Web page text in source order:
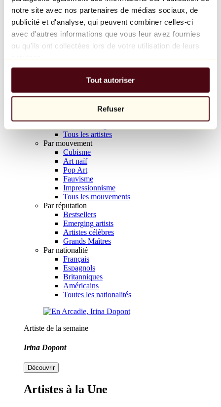
notre site avec nos partenaires de médias sociaux, de
publicité et d'analyse, qui peuvent combiner celles-ci
avec d'autres informations que vous leur avez fournies
ou qu'ils ont collectées lors de votre utilisation de leurs
Tout autoriser
Refuser
Balloon Dog (Orange)
Jeff Koons
10 000 €
Parcourir
Tous les sculpteurs
Tous les photographes
Tous les artistes
Par mouvement
Cubisme
Art naïf
Pop Art
Fauvisme
Impressionnisme
Tous les mouvements
Par réputation
Bestsellers
Emerging artists
Artistes célèbres
Grands Maîtres
Par nationalité
Français
Espagnols
Britanniques
Américains
Toutes les nationalités
Artiste de la semaine
Irina Dopont
Découvrir
Artistes à la Une